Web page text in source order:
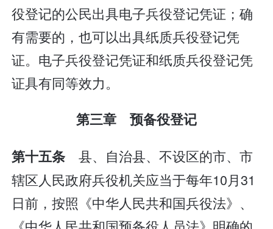
役登记的公民出具电子兵役登记凭证；确
有需要的，也可以出具纸质兵役登记凭
证。电子兵役登记凭证和纸质兵役登记凭
证具有同等效力。
第三章 预备役登记
第十五条县、自治县、不设区的市、市
辖区人民政府兵役机关应当于每年10月31
日前，按照《中华人民共和国兵役法》、